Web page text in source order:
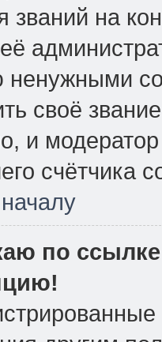
званий на
своё
и
счётчика
по